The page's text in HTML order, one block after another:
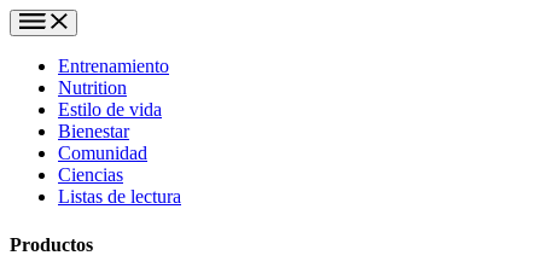
Entrenamiento
Nutrition
Estilo de vida
Bienestar
Comunidad
Ciencias
Listas de lectura
Productos